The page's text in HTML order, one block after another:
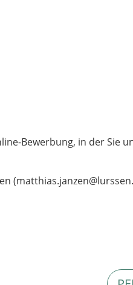
Bewerbung, in der Sie
(